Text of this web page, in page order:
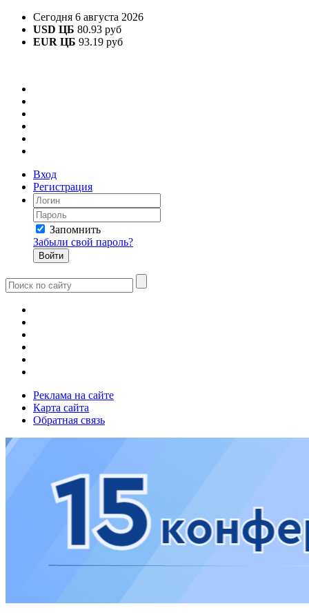
Сегодня 6 августа 2026
USD ЦБ 80.93 руб
EUR ЦБ 93.19 руб
Вход
Регистрация
Запомнить
Забыли свой пароль?
Реклама на сайте
Карта сайта
Обратная связь